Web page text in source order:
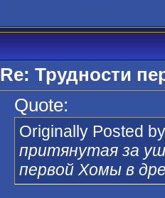
Re: Трудности
Quote:
Originally Posted
притянутая за
первой Хомы в